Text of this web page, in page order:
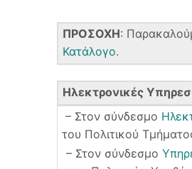
ΠΡΟΣΟΧΗ:
Κατάλογο.
Ηλεκτρονικές
– Στον σύνδεσμο
του Πολιτικού
– Στον σύνδεσμο